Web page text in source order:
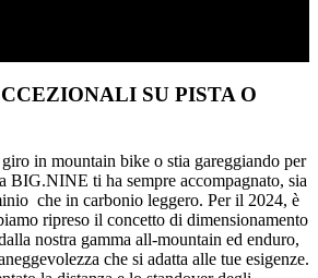
SU PISTA O
in mountain bike o stia gareggiando per
BIG.NINE ti ha sempre accompagnato, sia
che in carbonio leggero. Per il 2024, è
ripreso il concetto di dimensionamento
nostra gamma all-mountain ed enduro,
che si adatta alle tue esigenze.